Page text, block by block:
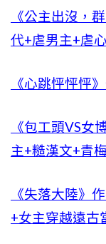
《公主出沒，
代+虐男主+虐
《心跳怦怦怦
《包工頭VS女
主+糙漢文+青梅
《失落大陸》
+女主穿越遠古